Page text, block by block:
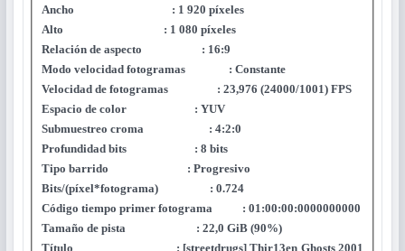
Ancho : 1 920 píxeles
Alto : 1 080 píxeles
Relación de aspecto : 16:9
Modo velocidad fotogramas : Constante
Velocidad de fotogramas : 23,976 (24000/1001) FPS
Espacio de color : YUV
Submuestreo croma : 4:2:0
Profundidad bits : 8 bits
Tipo barrido : Progresivo
Bits/(píxel*fotograma) : 0.724
Código tiempo primer fotograma : 01:00:00:0000000000
Tamaño de pista : 22,0 GiB (90%)
Título : [streetdrugs] Thir13en Ghosts 2001